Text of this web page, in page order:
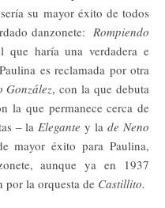
su mayor éxito de todos
danzonete: Rompiendo
haría una verdadera e
es reclamada por otra
González, con la que debuta
la que permanece cerca de
– laElegantey lade Neno
mayor éxito para Paulina,
aunque ya en 1937
por la orquesta de Castillito.